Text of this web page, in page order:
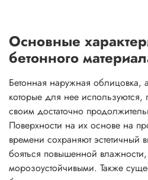
Основные
бетонного
Бетонная наружная облицовка,
которые для нее используются,
своим достаточно
Поверхности на их основе на
времени сохраняют
бояться повышенной
морозоустойчивыми. Также